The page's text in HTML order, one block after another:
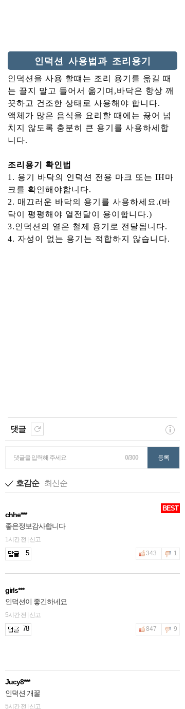
인덕션 사용법과 조리용기
인덕션을 사용 할떄는 조리 용기를 옮길 때
는 끌지 말고 들어서 옮기며,바닥은 항상 깨
끗하고 건조한 상태로 사용해야 합니다.
액체가 많은 음식을 요리할 때에는 끓어 넘
치지 않도록 충분히 큰 용기를 사용하세합
니다.
조리용기 확인법
1. 용기 바닥의 인덕션 전용 마크 또는 IH마
크를 확인해야합니다.
2. 매끄러운 바닥의 용기를 사용하세요.(바
닥이 평평해야 열전달이 용이합니다.)
3.인덕션의 열은 철제 용기로 전달됩니다.
4. 자성이 없는 용기는 적합하지 않습니다.
댓글
댓글을 입력해 주세요 0/300 등록
호감순 최신순
BEST
chhe***
좋은정보감사합니다
1시간 전 | 신고
5 343 1
girls***
인덕션이 좋긴하네요
5시간 전 | 신고
78 847 9
Jucy8***
인덕션 개꿀
5시간 전 | 신고